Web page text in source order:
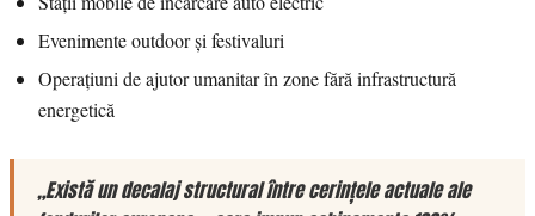
Evenimente outdoor și festivaluri
Operațiuni de ajutor umanitar în zone fără infrastructură
energetică
„Există un decalaj structural între cerințele actuale ale